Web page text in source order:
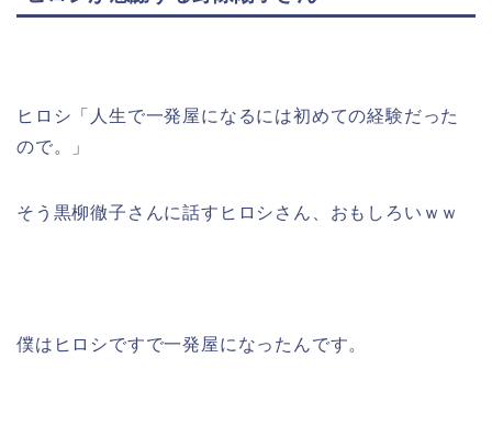
ヒロシ「人生で一発屋になるには初めての経験だった
ので。」
そう黒柳徹子さんに話すヒロシさん、おもしろいｗｗ
僕はヒロシですで一発屋になったんです。